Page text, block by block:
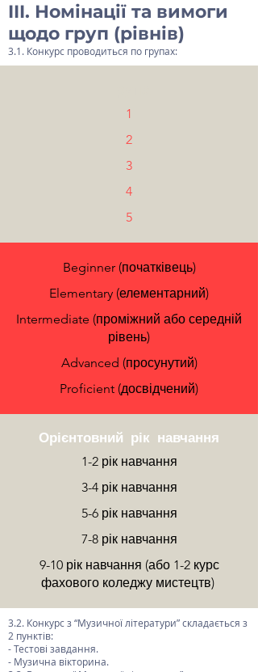
III. Номінації та вимоги
щодо груп (рівнів)
3.1. Конкурс проводиться по групах:
1
2
3
4
5
Beginner (початківець)
Elementary (елементарний)
Intermediate (проміжний або середній
рівень)
Advanced (просунутий)
Proficient (досвідчений)
Орієнтовний рік навчання
1-2 рік навчання
3-4 рік навчання
5-6 рік навчання
7-8 рік навчання
9-10 рік навчання (або 1-2 курс
фахового коледжу мистецтв)
3.2. Конкурс з “Музичної літератури” складається з
2 пунктів:
- Тестові завдання.
- Музична вікторина.